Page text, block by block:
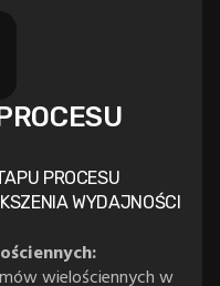
PROCESU
WYDAJNOŚCI
wielościennych w